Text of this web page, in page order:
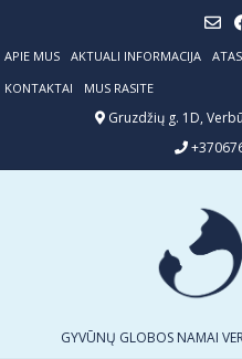
content
APIE MUS AKTUALI INFORMACIJA
KONTAKTAI
MUS RASITE
Gruzdžių g. 1D,
GYVŪNŲ GLOBOS NAMAI